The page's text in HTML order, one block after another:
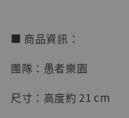
【店內現貨】
明紀念款 [奇蹟
■ 商品資訊：
團隊：愚者樂園
尺寸：高度約 21 cm